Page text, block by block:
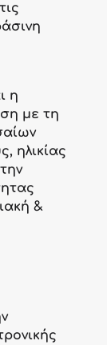
η
με τη
ηλικίας
&